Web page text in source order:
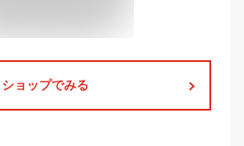
ショップでみる